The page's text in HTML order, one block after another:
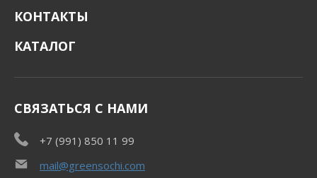
КОНТАКТЫ
КАТАЛОГ
СВЯЗАТЬСЯ С НАМИ
+7 (991) 850 11 99
mail@greensochi.com